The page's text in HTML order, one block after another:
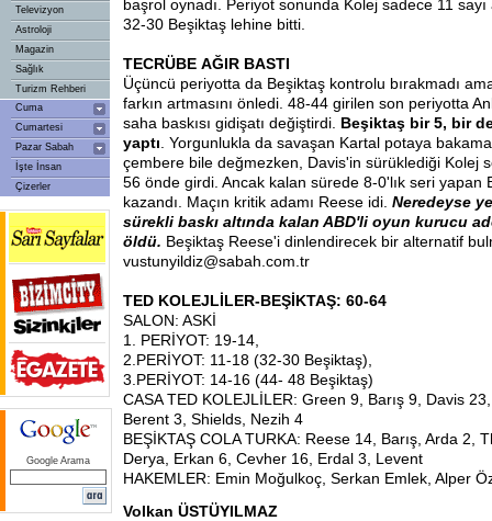
Televizyon
Astroloji
Magazin
Sağlık
Turizm Rehberi
Cuma
Cumartesi
Pazar Sabah
İşte İnsan
Çizerler
Google Arama
başrol oynadı. Periyot sonunda Kolej sadece 11
32-30 Beşiktaş lehine bitti.
TECRÜBE AĞIR BASTI
Üçüncü periyotta da Beşiktaş kontrolu bırakmadı
farkın artmasını önledi. 48-44 girilen son periyotta
saha baskısı gidişatı değiştirdi. Beşiktaş bir 5, bir
yaptı . Yorgunlukla da savaşan Kartal potaya
çembere bile değmezken, Davis'in sürüklediği Kolej
56 önde girdi. Ancak kalan sürede 8-0'lık seri yapan
kazandı. Maçın kritik adamı Reese idi. Neredeyse
sürekli baskı altında kalan ABD'li oyun kurucu
öldü. Beşiktaş Reese'i dinlendirecek bir alternatif
vustunyildiz@sabah.com.tr
TED KOLEJLİLER-BEŞİKTAŞ: 60-64
SALON: ASKİ
1. PERİYOT: 19-14,
2.PERİYOT: 11-18 (32-30 Beşiktaş),
3.PERİYOT: 14-16 (44- 48 Beşiktaş)
CASA TED KOLEJLİLER: Green 9, Barış 9, Davis
Berent 3, Shields, Nezih 4
BEŞİKTAŞ COLA TURKA: Reese 14, Barış, Arda 2,
Derya, Erkan 6, Cevher 16, Erdal 3, Levent
HAKEMLER: Emin Moğulkoç, Serkan Emlek, Alper
Volkan ÜSTÜYILMAZ